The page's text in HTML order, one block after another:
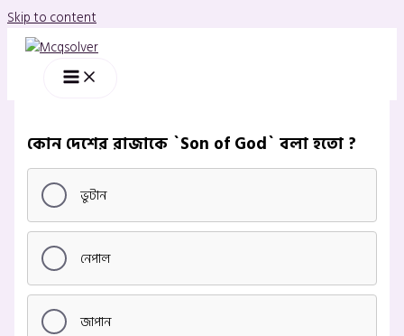
Skip to content
কোন দেশের রাজাকে `Son of God` বলা হতো ?
ভুটান
নেপাল
জাপান